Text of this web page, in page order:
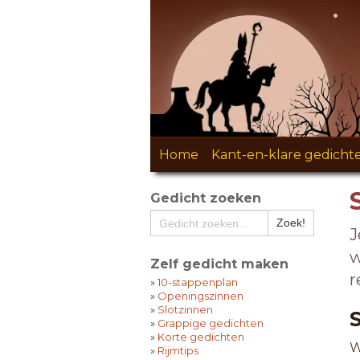
Home Kant-en-klare
Gedicht zoeken
Zelf gedicht maken
»10-stappenplan
» Openingszinnen
» Slotzinnen
» Grappige gedichten
» Korte gedichten
» Rijmtips